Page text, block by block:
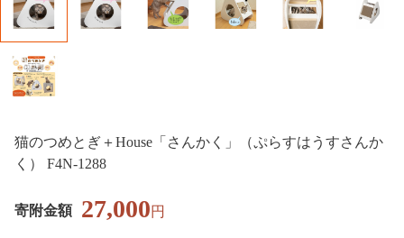
猫のつめとぎ＋House「さんかく」（ぷらすはうすさんか
く） F4N-1288
寄附金額 27,000円